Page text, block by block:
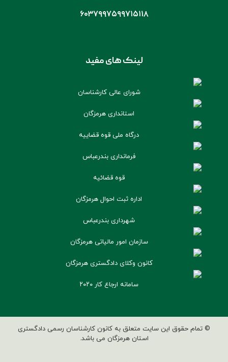
۶۰۳۷۹۹۷۵۹۹۷۱۵۱۱۸
لینک های مفید
شورای عالی کارشناسان
استانداری هرمزگان
درگاه ملی قوه قضاییه
فرمانداری بندرعباس
قوه قضائیه
اداره ثبت احوال هرمزگان
شهرداری بندرعباس
سازمان امور مالیاتی هرمزگان
کانون وکلای دادگستری هرمزگان
سامانه ارجاع کار ۲۰۲۰
© تمام حقوق این سایت متعلق به کانون کارشناسان رسمی دادگستری
استان هرمزگان می باشد.